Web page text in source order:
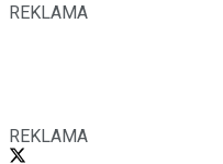
REKLAMA
REKLAMA